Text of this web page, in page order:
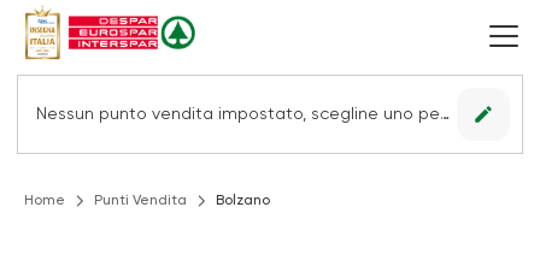
Nessun punto vendita impostato, scegline uno per vedere le offerte. edit
Home Punti Vendita Bolzano